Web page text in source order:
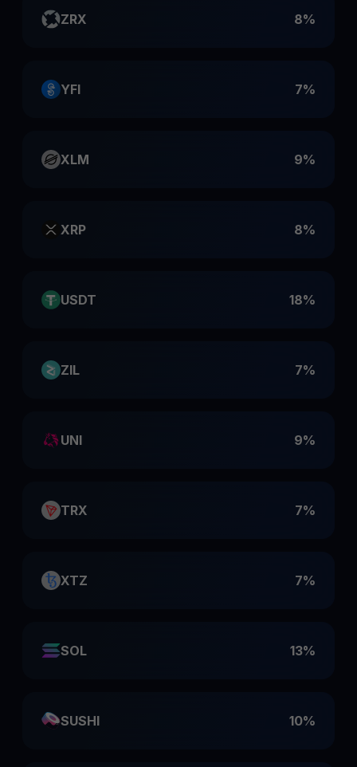
ZRX 8%
YFI 7%
XLM 9%
XRP 8%
USDT 18%
ZIL 7%
UNI 9%
TRX 7%
XTZ 7%
SOL 13%
SUSHI 10%